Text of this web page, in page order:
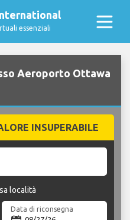
essenziali
Aeroporto Ottawa
INSUPERABILE
località
Data di riconsegna